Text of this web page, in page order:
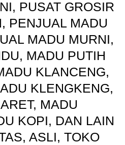
PUSAT GROSIR
PENJUAL MADU
MADU MURNI,
MADU PUTIH
KLANCENG,
KLENGKENG,
MADU
KOPI, DAN LAIN
ASLI, TOKO